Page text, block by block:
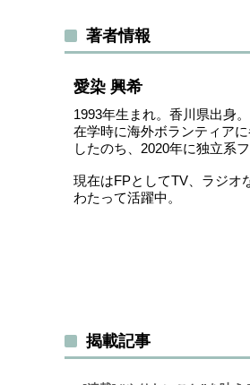
著者情報
愛染 興希
1993年生まれ。香川県出身
在学時に海外ボランティア
したのち、2020年に独立系
現在はFPとしてTV、ラジオ
わたって活躍中。
揭載記事